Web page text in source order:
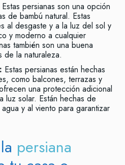
Estas persianas son una opción
de bambú natural. Estas
al desgaste y a la luz del sol y
y moderno a cualquier
también son una buena
de la naturaleza.
Estas persianas están hechas
como balcones, terrazas y
una protección adicional
luz solar. Están hechas de
y al viento para garantizar
persiana